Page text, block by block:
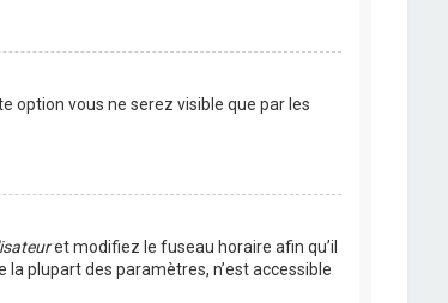
option vous ne serez visible que par les
et modifiez le fuseau horaire afin qu’il
plupart des paramètres, n’est accessible